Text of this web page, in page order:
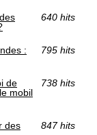
640 hits
:
795 hits
de
mobil
738 hits
des
847 hits